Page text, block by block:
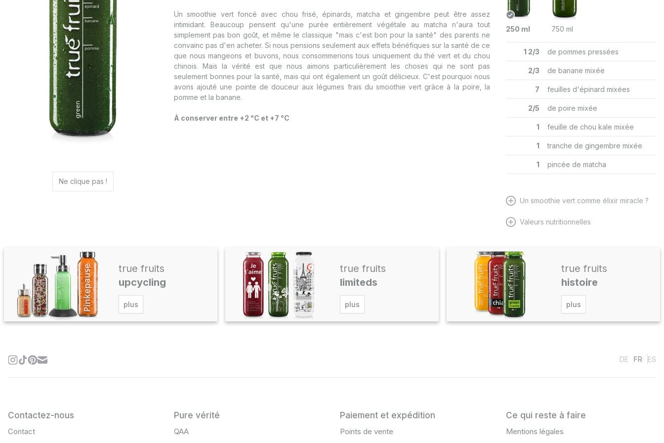
Ne clique pas !
Un smoothie vert foncé avec chou frisé, épinards, matcha et gingembre peut être assez
intimidant. Beaucoup pensent qu'une purée entièrement végétale au matcha n'aura tout
simplement pas bon goût, et même le classique "mais c'est bon pour la santé" des parents ne
convainc pas d'en acheter. Si nous pensions seulement aux effets bénéfiques sur la santé de ce
que nous mangeons et buvons, nous consommerions tous uniquement du thé vert et du chou
chinois. Mais la vérité est que nous aimons particulièrement les choses qui ne sont pas
seulement bonnes pour la santé, mais qui ont également un goût délicieux. C'est pourquoi nous
avons ajouté une pointe de douceur aux légumes frais du smoothie vert grâce à la poire, la
pomme et la banane.
À conserver entre +2 °C et +7 °C
250 ml 750 ml
1 2/3 de pommes pressées
2/3 de banane mixée
7 feuilles d'épinard mixées
2/5 de poire mixée
1 feuille de chou kale mixée
1 tranche de gingembre mixée
1 pincée de matcha
Un smoothie vert comme élixir miracle ?
Valeurs nutritionnelles
true fruits
upcycling
plus
true fruits
limiteds
plus
true fruits
histoire
plus
DE FR ES
Contactez-nous
Contact
Pure vérité
QAA
Paiement et expédition
Points de vente
Ce qui reste à faire
Mentions légales